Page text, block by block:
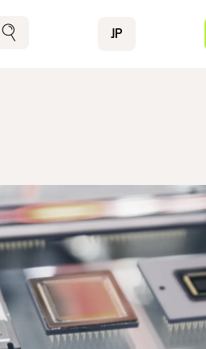
検索 JP